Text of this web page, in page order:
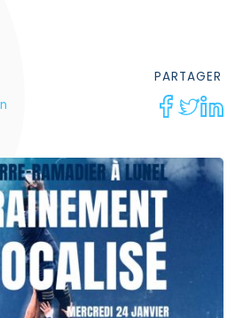
PARTAGER